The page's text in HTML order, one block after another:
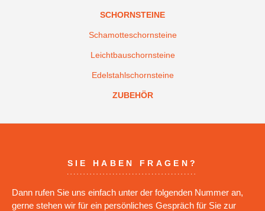
SCHORNSTEINE
Schamotteschornsteine
Leichtbauschornsteine
Edelstahlschornsteine
ZUBEHÖR
SIE HABEN FRAGEN?
Dann rufen Sie uns einfach unter der folgenden Nummer an,
gerne stehen wir für ein persönliches Gespräch für Sie zur